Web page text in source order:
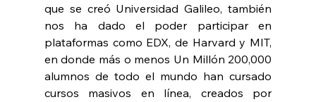
que se creó Universidad Galileo, también
nos ha dado el poder participar en
plataformas como EDX, de Harvard y MIT,
en donde más o menos Un Millón 200,000
alumnos de todo el mundo han cursado
cursos masivos en línea, creados por